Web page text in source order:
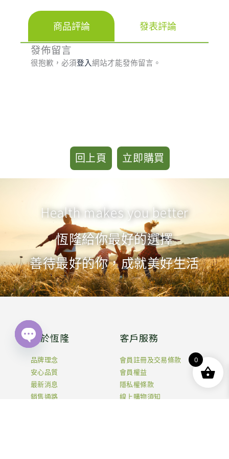
商品評論 發表評論
發佈留言
很抱歉，必須登入網站才能發佈留言。
回上頁 立即購買
Health makes you better
恆隆給你最好的選擇
善待最好的你，成就美好生活
關於恆隆
品牌理念
安心品質
最新消息
銷售通路
客戶服務
會員註冊及交易條款
會員權益
隱私權條款
線上購物須知
0
Open
chaty